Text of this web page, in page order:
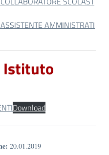
AMMINISTRATI
Istituto
Download
20.01.2019